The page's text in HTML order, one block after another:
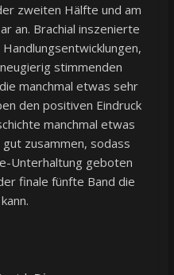
zweiten Hälfte und am
an. Brachial inszenierte
stimmenden
manchmal etwas sehr
den positiven Eindruck
manchmal etwas
zusammen, sodass
Unterhaltung geboten
finale fünfte Band die